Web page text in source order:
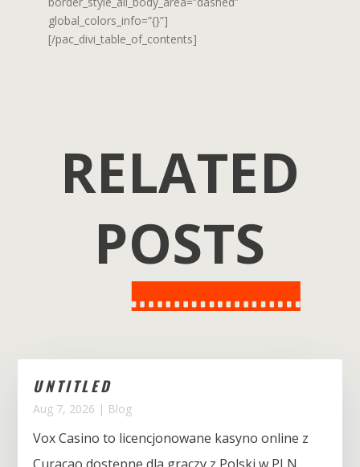
global_colors_info=”{}”]
[/pac_divi_table_of_contents]
RELATED
POSTS
UNTITLED
Aug 7, 2026 | Blog
Vox Casino to licencjonowane kasyno online z